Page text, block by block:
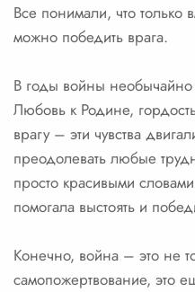
Все понимали, что только
можно победить врага.
В годы войны необычайно
Любовь к Родине,
врагу – эти чувства
преодолевать любые
просто красивыми
помогала выстоять и
Конечно, война – это не
самопожертвование, это